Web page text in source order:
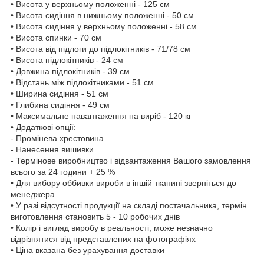
• Висота у верхньому положенні - 125 см
• Висота сидіння в нижньому положенні - 50 см
• Висота сидіння у верхньому положенні - 58 см
• Висота спинки - 70 см
• Висота від підлоги до підлокітників - 71/78 см
• Висота підлокітників - 24 см
• Довжина підлокітників - 39 см
• Відстань між підлокітниками - 51 см
• Ширина сидіння - 51 см
• Глибина сидіння - 49 см
• Максимальне навантаження на виріб - 120 кг
• Додаткові опції:
- Промінева хрестовина
- Нанесення вишивки
- Термінове виробництво і відвантаження Вашого замовлення
всього за 24 години + 25 %
• Для вибору оббивки вироби в іншій тканині зверніться до
менеджера
• У разі відсутності продукції на складі постачальника, термін
виготовлення становить 5 - 10 робочих днів
• Колір і вигляд виробу в реальності, може незначно
відрізнятися від представлених на фотографіях
• Ціна вказана без урахування доставки